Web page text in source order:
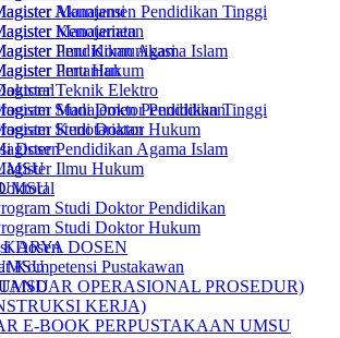
Manajemen Pendidikan Tinggi
Kenotariatan
Pendidikan Agama Islam
Ilmu Hukum
Studi Doktor Pendidikan
Studi Doktor Hukum
Dosen
DOSEN
Kompetensi Pustakawan
OPERASIONAL PROSEDUR)
KERJA)
E-BOOK PERPUSTAKAAN UMSU
Akuntansi
Manajemen
Ilmu Komunikasi
Pertanian
Teknik Elektro
Manajemen Pendidikan Tinggi
Kenotariatan
Pendidikan Agama Islam
Ilmu Hukum
Studi Doktor Pendidikan
Studi Doktor Hukum
Dosen